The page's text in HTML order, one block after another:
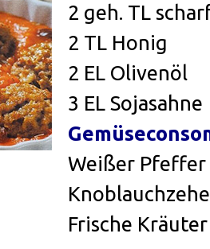
2 geh. TL
2 TL Honig
2 EL Olivenöl
3 EL Sojasahne
Weißer Pfeffer
Frische